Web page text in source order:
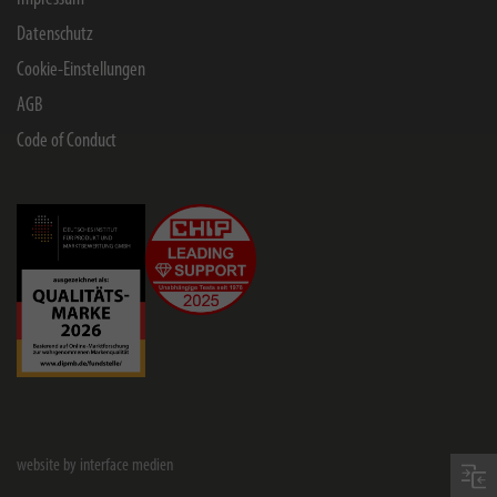
Datenschutz
Cookie-Einstellungen
AGB
Code of Conduct
website by interface medien